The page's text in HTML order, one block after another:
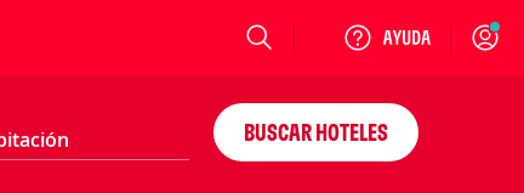
Login
BUSCAR HOTELES